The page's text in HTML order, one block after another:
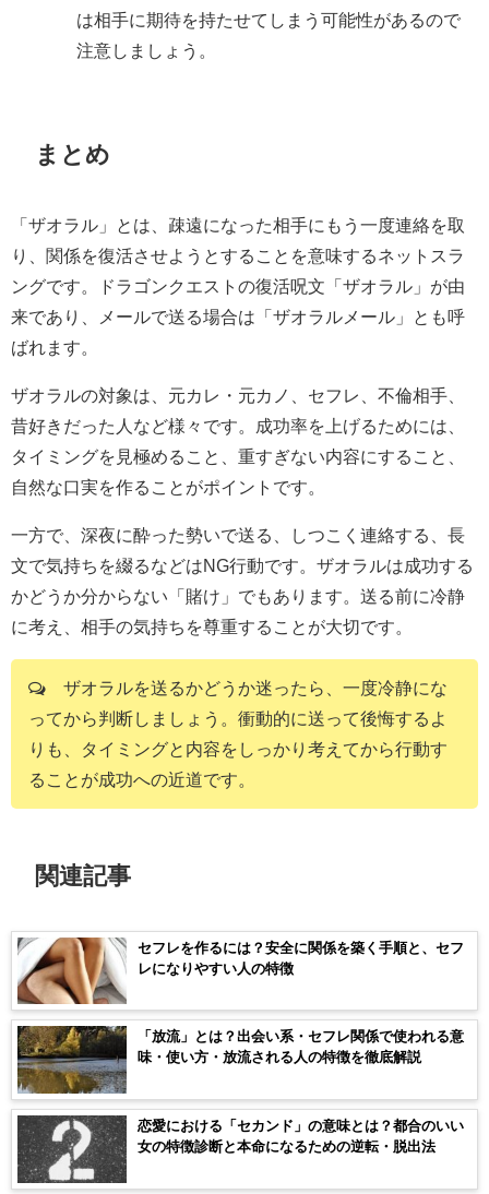
は相手に期待を持たせてしまう可能性があるので
注意しましょう。
まとめ
「ザオラル」とは、疎遠になった相手にもう一度連絡を取
り、関係を復活させようとすることを意味するネットスラ
ングです。ドラゴンクエストの復活呪文「ザオラル」が由
来であり、メールで送る場合は「ザオラルメール」とも呼
ばれます。
ザオラルの対象は、元カレ・元カノ、セフレ、不倫相手、
昔好きだった人など様々です。成功率を上げるためには、
タイミングを見極めること、重すぎない内容にすること、
自然な口実を作ることがポイントです。
一方で、深夜に酔った勢いで送る、しつこく連絡する、長
文で気持ちを綴るなどはNG行動です。ザオラルは成功する
かどうか分からない「賭け」でもあります。送る前に冷静
に考え、相手の気持ちを尊重することが大切です。
ザオラルを送るかどうか迷ったら、一度冷静にな
ってから判断しましょう。衝動的に送って後悔するよ
りも、タイミングと内容をしっかり考えてから行動す
ることが成功への近道です。
関連記事
セフレを作るには？安全に関係を築く手順と、セフ
レになりやすい人の特徴
「放流」とは？出会い系・セフレ関係で使われる意
味・使い方・放流される人の特徴を徹底解説
恋愛における「セカンド」の意味とは？都合のいい
女の特徴診断と本命になるための逆転・脱出法